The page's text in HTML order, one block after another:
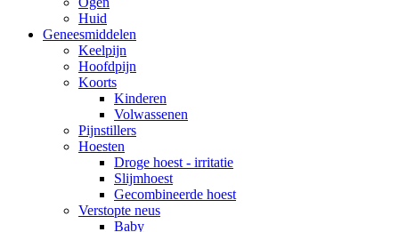
Huid
Geneesmiddelen
Keelpijn
Hoofdpijn
Koorts
Kinderen
Volwassenen
Pijnstillers
Hoesten
Droge hoest - irritatie
Slijmhoest
Gecombineerde hoest
Verstopte neus
Baby